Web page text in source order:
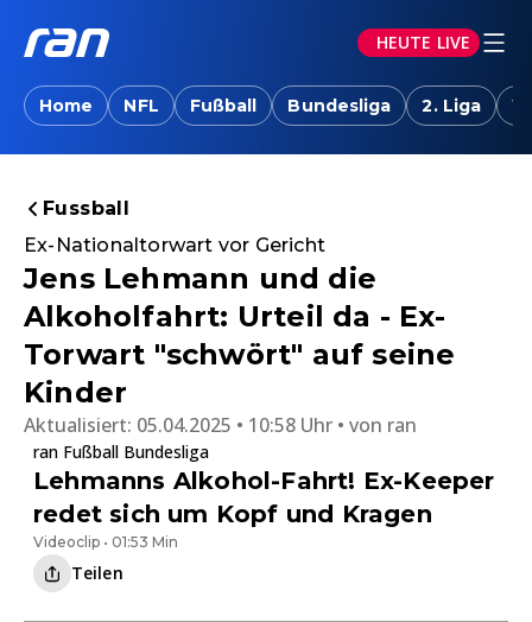
HEUTE LIVE
Home NFL Fußball Bundesliga 2. Liga
Fussball
Ex-Nationaltorwart vor Gericht
Jens Lehmann und die
Alkoholfahrt: Urteil da - Ex-
Torwart "schwört" auf seine
Kinder
Aktualisiert: 05.04.2025 • 10:58 Uhr von ran
ran Fußball Bundesliga
Lehmanns Alkohol-Fahrt! Ex-Keeper
redet sich um Kopf und Kragen
Videoclip • 01:53 Min
Teilen